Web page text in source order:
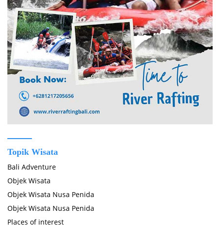
Topik Wisata
Bali Adventure
Objek Wisata
Objek Wisata Nusa Penida
Objek Wisata Nusa Penida
Places of interest